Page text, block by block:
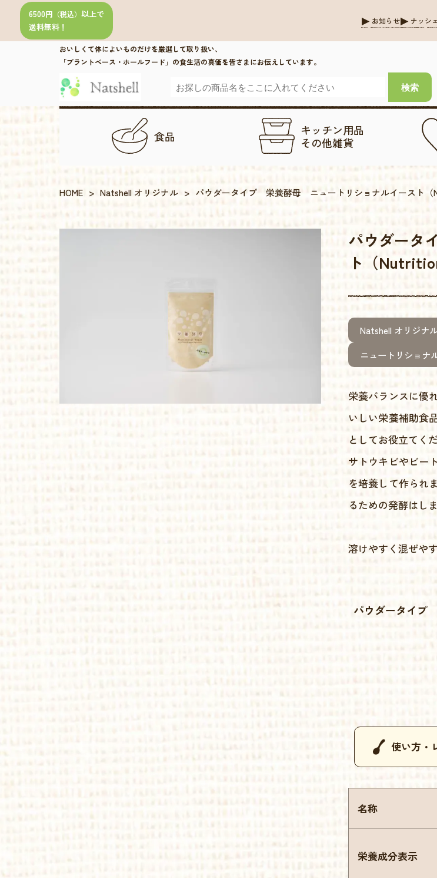
6500円 （税込） 以上で
送料無料！
お知らせ ナッシ
おいしくて体によいものだけを厳選して取り扱い、
「プラントベース・ホールフード」の食生活の真価を皆さまにお伝えしています。
食品
キッチン用品
その他雑貨
HOME > Natshell オリジナル > パウダータイプ 栄養酵母 ニュートリショナルイースト（
パウダータ
ト（
Natshell オリジナ
ニュートリショナ
栄養バランスに優
いしい栄養補助食
としてお役立てくだ
サトウキビやビー
を培養して作られ
るための発酵はし
溶けやすく混ぜや
パウダータイプ
使い方・
名称
栄養成分表示